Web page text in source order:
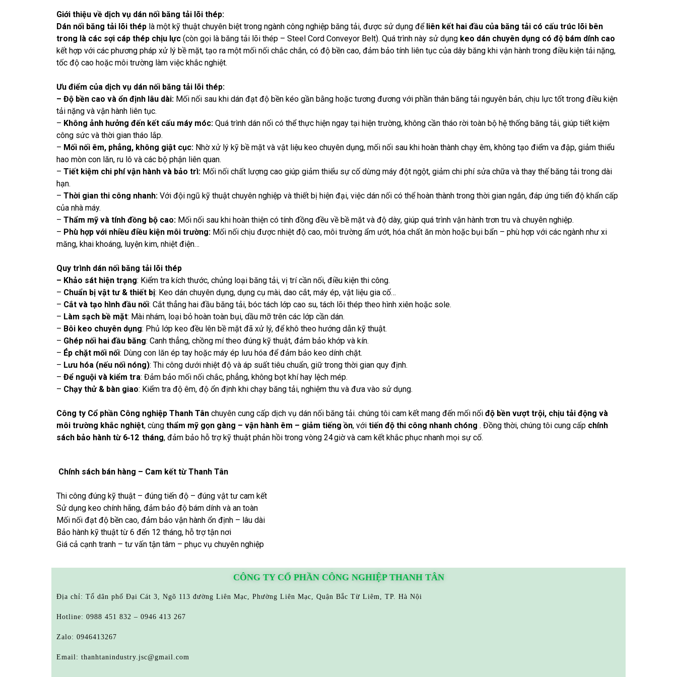
Giới thiệu về dịch vụ dán nối băng tải lõi thép:
Dán nối băng tải lõi thép là một kỹ thuật chuyên biệt trong ngành công nghiệp băng tải, được sử dụng để liên kết hai đầu của băng tải có cấu trúc lõi bên
trong là các sợi cáp thép chịu lực (còn gọi là băng tải lõi thép – Steel Cord Conveyor Belt). Quá trình này sử dụng keo dán chuyên dụng có độ bám dính cao
kết hợp với các phương pháp xử lý bề mặt, tạo ra một mối nối chắc chắn, có độ bền cao, đảm bảo tính liên tục của dây băng khi vận hành trong điều kiện tải nặng,
tốc độ cao hoặc môi trường làm việc khắc nghiệt.
Ưu điểm của dịch vụ dán nối băng tải lõi thép:
– Độ bền cao và ổn định lâu dài: Mối nối sau khi dán đạt độ bền kéo gần bằng hoặc tương đương với phần thân băng tải nguyên bản, chịu lực tốt trong điều kiện
tải nặng và vận hành liên tục.
– Không ảnh hưởng đến kết cấu máy móc: Quá trình dán nối có thể thực hiện ngay tại hiện trường, không cần tháo rời toàn bộ hệ thống băng tải, giúp tiết kiệm
công sức và thời gian tháo lắp.
– Mối nối êm, phẳng, không giật cục: Nhờ xử lý kỹ bề mặt và vật liệu keo chuyên dụng, mối nối sau khi hoàn thành chạy êm, không tạo điểm va đập, giảm thiểu
hao mòn con lăn, ru lô và các bộ phận liên quan.
– Tiết kiệm chi phí vận hành và bảo trì: Mối nối chất lượng cao giúp giảm thiểu sự cố dừng máy đột ngột, giảm chi phí sửa chữa và thay thế băng tải trong dài
hạn.
– Thời gian thi công nhanh: Với đội ngũ kỹ thuật chuyên nghiệp và thiết bị hiện đại, việc dán nối có thể hoàn thành trong thời gian ngắn, đáp ứng tiến độ khẩn cấp
của nhà máy.
– Thẩm mỹ và tính đồng bộ cao: Mối nối sau khi hoàn thiện có tính đồng đều về bề mặt và độ dày, giúp quá trình vận hành trơn tru và chuyên nghiệp.
– Phù hợp với nhiều điều kiện môi trường: Mối nối chịu được nhiệt độ cao, môi trường ẩm ướt, hóa chất ăn mòn hoặc bụi bẩn – phù hợp với các ngành như xi
măng, khai khoáng, luyện kim, nhiệt điện…
Quy trình dán nối băng tải lõi thép
– Khảo sát hiện trạng: Kiểm tra kích thước, chủng loại băng tải, vị trí cần nối, điều kiện thi công.
– Chuẩn bị vật tư & thiết bị: Keo dán chuyên dụng, dụng cụ mài, dao cắt, máy ép, vật liệu gia cố…
– Cắt và tạo hình đầu nối: Cắt thẳng hai đầu băng tải, bóc tách lớp cao su, tách lõi thép theo hình xiên hoặc sole.
– Làm sạch bề mặt: Mài nhám, loại bỏ hoàn toàn bụi, dầu mỡ trên các lớp cần dán.
– Bôi keo chuyên dụng: Phủ lớp keo đều lên bề mặt đã xử lý, để khô theo hướng dẫn kỹ thuật.
– Ghép nối hai đầu băng: Canh thẳng, chồng mí theo đúng kỹ thuật, đảm bảo khớp và kín.
– Ép chặt mối nối: Dùng con lăn ép tay hoặc máy ép lưu hóa để đảm bảo keo dính chặt.
– Lưu hóa (nếu nối nóng): Thi công dưới nhiệt độ và áp suất tiêu chuẩn, giữ trong thời gian quy định.
– Để nguội và kiểm tra: Đảm bảo mối nối chắc, phẳng, không bọt khí hay lệch mép.
– Chạy thử & bàn giao: Kiểm tra độ êm, độ ổn định khi chạy băng tải, nghiệm thu và đưa vào sử dụng.
Công ty Cổ phần Công nghiệp Thanh Tân chuyên cung cấp dịch vụ dán nối băng tải. chúng tôi cam kết mang đến mối nối độ bền vượt trội, chịu tải động và
môi trường khắc nghiệt, cùng thẩm mỹ gọn gàng – vận hành êm – giảm tiếng ồn, với tiến độ thi công nhanh chóng . Đồng thời, chúng tôi cung cấp chính
sách bảo hành từ 6‑12 tháng, đảm bảo hỗ trợ kỹ thuật phản hồi trong vòng 24 giờ và cam kết khắc phục nhanh mọi sự cố.
Chính sách bán hàng – Cam kết từ Thanh Tân
Thi công đúng kỹ thuật – đúng tiến độ – đúng vật tư cam kết
Sử dụng keo chính hãng, đảm bảo độ bám dính và an toàn
Mối nối đạt độ bền cao, đảm bảo vận hành ổn định – lâu dài
Bảo hành kỹ thuật từ 6 đến 12 tháng, hỗ trợ tận nơi
Giá cả cạnh tranh – tư vấn tận tâm – phục vụ chuyên nghiệp
CÔNG TY CỔ PHẦN CÔNG NGHIỆP THANH TÂN
Địa chỉ: Tổ dân phố Đại Cát 3, Ngõ 113 đường Liên Mạc, Phường Liên Mạc, Quận Bắc Từ Liêm, TP. Hà Nội
Hotline: 0988 451 832 – 0946 413 267
Zalo: 0946413267
Email: thanhtanindustry.jsc@gmail.com